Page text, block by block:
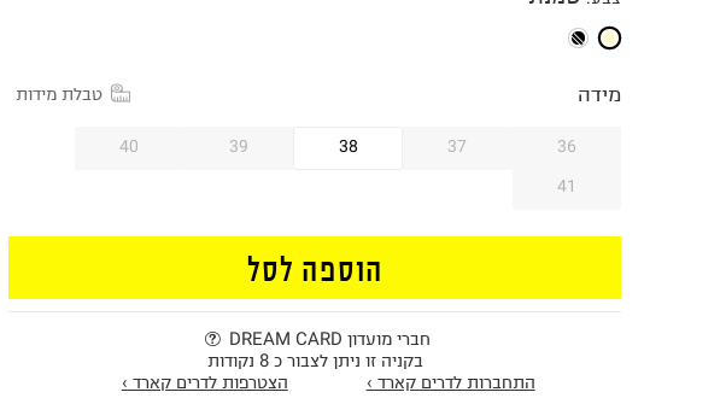
מידה טבלת מידות
36
37
38
39
40
41
הוספה לסל
חברי מועדון DREAM CARD
בקניה זו ניתן לצבור כ 8 נקודות
התחברות לדרים קארד ›
הצטרפות לדרים קארד ›